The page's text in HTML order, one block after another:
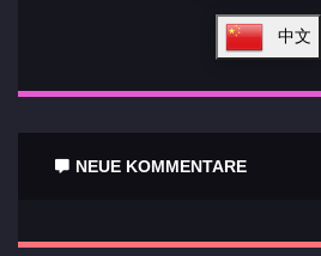
中文
NEUE KOMMENTARE